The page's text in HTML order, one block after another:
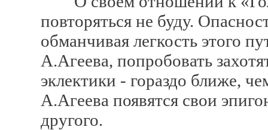
повторяться не буду.
обманчивая легкость этого
А.Агеева, попробовать
эклектики - гораздо ближе,
А.Агеева появятся свои
другого.